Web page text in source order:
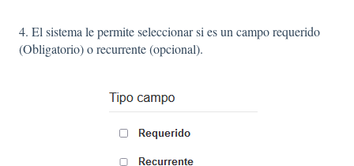
4. El sistema le permite seleccionar si es un campo requerido
(Obligatorio) o recurrente (opcional).